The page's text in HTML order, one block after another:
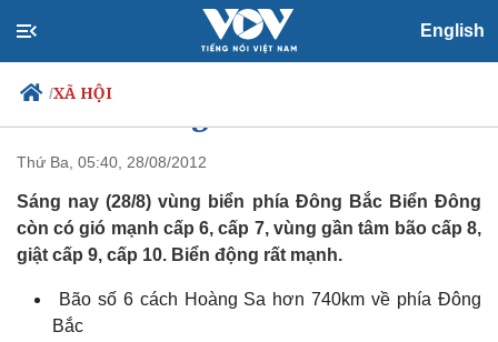
English
/XÃ HỘI
Chính trị
Đảng
Tổ chức nhân sự
Nhận diện sự thật
Xã hội
Tin 24h
Dự báo thời tiết
Dấu ấn VOV
Thứ Ba, 05:40, 28/08/2012
Sáng nay (28/8) vùng biển phía Đông Bắc Biển Đông
còn có gió mạnh cấp 6, cấp 7, vùng gần tâm bão cấp 8,
giật cấp 9, cấp 10. Biển động rất mạnh.
Bão số 6 cách Hoàng Sa hơn 740km về phía Đông
Bắc